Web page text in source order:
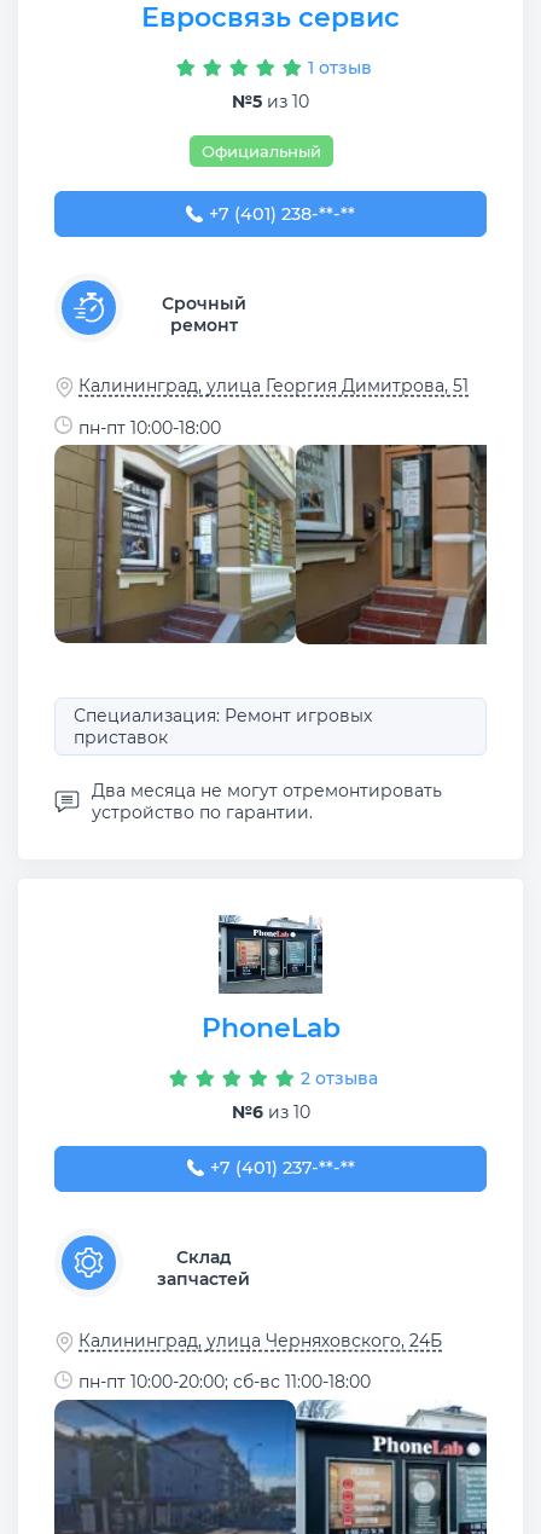
Евросвязь сервис
1 отзыв
№5 из 10
Официальный
+7 (401) 238-88-77
+7 (401) 238-**-**
Срочный
ремонт
Калининград, улица Георгия Димитрова, 51
пн-пт 10:00-18:00
Специализация: Ремонт игровых
приставок
Два месяца не могут отремонтировать
устройство по гарантии.
PhoneLab
2 отзыва
№6из 10
+7 (401) 237-74-34
+7 (401) 237-**-**
Склад
запчастей
Калининград, улица Черняховского, 24Б
пн-пт 10:00-20:00; сб-вс 11:00-18:00